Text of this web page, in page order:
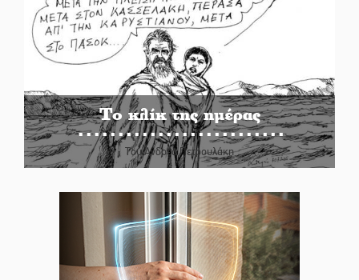
Το κλίκ της ημέρας
Του Ανδρέα Πετρουλάκη